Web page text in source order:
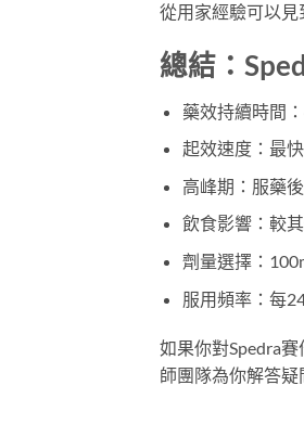
從用家經驗可以
總結：
藥效持續時間：
起效速度：最快
高峰期：服藥後
飲食影響：較
劑量選擇：
服用頻率：每
如果你對Spedra
師團隊為你解答疑